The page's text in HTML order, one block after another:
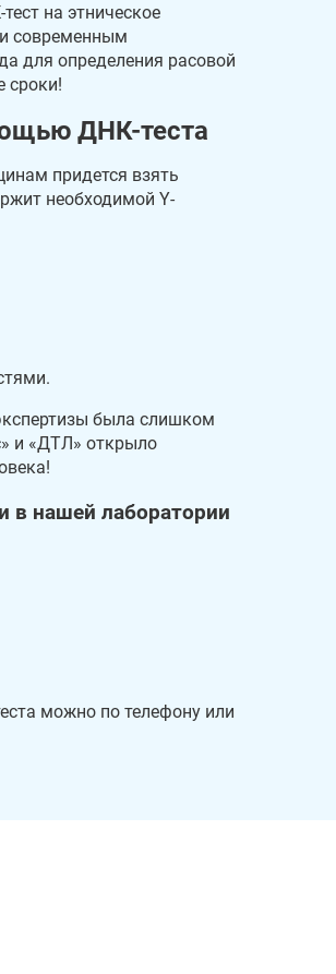
на этническое
современным
для определения расовой
сроки!
ДНК-теста
придется взять
необходимой Y-
была слишком
и «ДТЛ» открыло
в нашей лаборатории
можно по телефону или